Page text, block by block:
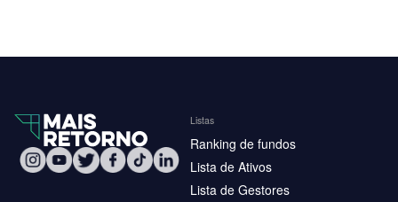
Listas
Ranking de fundos
Lista de Ativos
Lista de Gestores